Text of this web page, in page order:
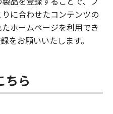
に合わせたコンテンツの
ホームページを利用でき
をお願いいたします。
ちら